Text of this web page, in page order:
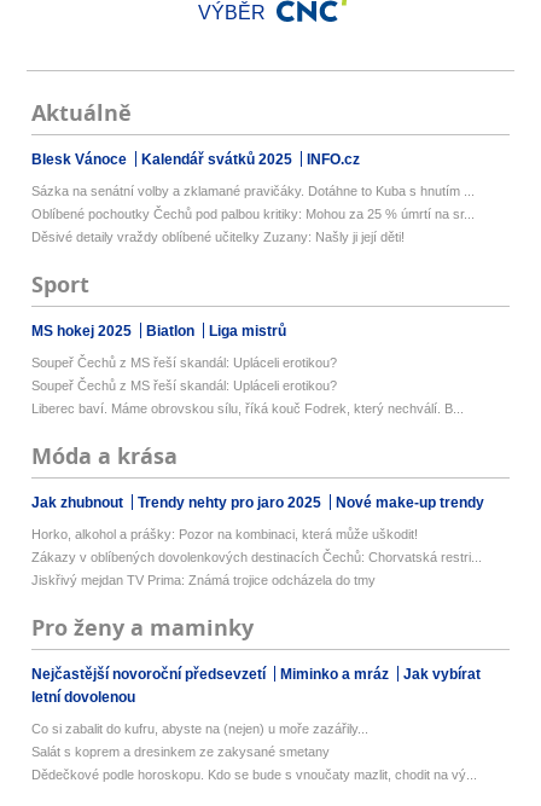
VÝBĚR
Aktuálně
Blesk Vánoce Kalendář svátků 2025 INFO.cz
Sázka na senátní volby a zklamané pravičáky. Dotáhne to Kuba s hnutím ...
Oblíbené pochoutky Čechů pod palbou kritiky: Mohou za 25 % úmrtí na sr...
Děsivé detaily vraždy oblíbené učitelky Zuzany: Našly ji její děti!
Sport
MS hokej 2025 Biatlon Liga mistrů
Soupeř Čechů z MS řeší skandál: Upláceli erotikou?
Soupeř Čechů z MS řeší skandál: Upláceli erotikou?
Liberec baví. Máme obrovskou sílu, říká kouč Fodrek, který nechválí. B...
Móda a krása
Jak zhubnout Trendy nehty pro jaro 2025 Nové make-up trendy
Horko, alkohol a prášky: Pozor na kombinaci, která může uškodit!
Zákazy v oblíbených dovolenkových destinacích Čechů: Chorvatská restri...
Jiskřivý mejdan TV Prima: Známá trojice odcházela do tmy
Pro ženy a maminky
Nejčastější novoroční předsevzetí Miminko a mráz
Jak vybírat
letní dovolenou
Co si zabalit do kufru, abyste na (nejen) u moře zazářily...
Salát s koprem a dresinkem ze zakysané smetany
Dědečkové podle horoskopu. Kdo se bude s vnoučaty mazlit, chodit na vý...